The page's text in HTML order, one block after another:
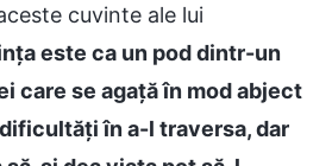
cuvinte ale lui
este ca un pod dintr-un
care se agață în mod abject
în a-l traversa, dar